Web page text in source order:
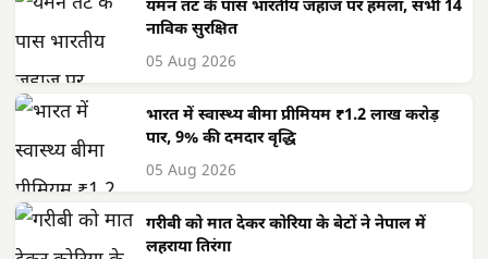
यमन तट के पास भारतीय जहाज पर हमला, सभी 14
नाविक सुरक्षित
05 Aug 2026
भारत में स्वास्थ्य बीमा प्रीमियम ₹1.2 लाख करोड़
पार, 9% की दमदार वृद्धि
05 Aug 2026
गरीबी को मात देकर कोरिया के बेटों ने नेपाल में
लहराया तिरंगा